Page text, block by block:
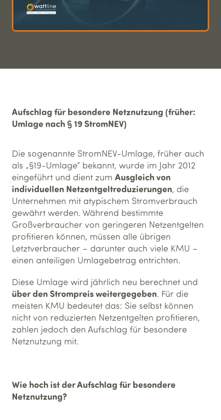
Aufschlag für besondere Netznutzung (früher:
Umlage nach § 19 StromNEV)
Die sogenannte StromNEV-Umlage, früher auch
als „§19-Umlage“ bekannt, wurde im Jahr 2012
eingeführt und dient zum Ausgleich von
individuellen Netzentgeltreduzierungen, die
Unternehmen mit atypischem Stromverbrauch
gewährt werden. Während bestimmte
Großverbraucher von geringeren Netzentgelten
profitieren können, müssen alle übrigen
Letztverbraucher – darunter auch viele KMU –
einen anteiligen Umlagebetrag entrichten.
Diese Umlage wird jährlich neu berechnet und
über den Strompreis weitergegeben. Für die
meisten KMU bedeutet das: Sie selbst können
nicht von reduzierten Netzentgelten profitieren,
zahlen jedoch den Aufschlag für besondere
Netznutzung mit.
Wie hoch ist der Aufschlag für besondere
Netznutzung?